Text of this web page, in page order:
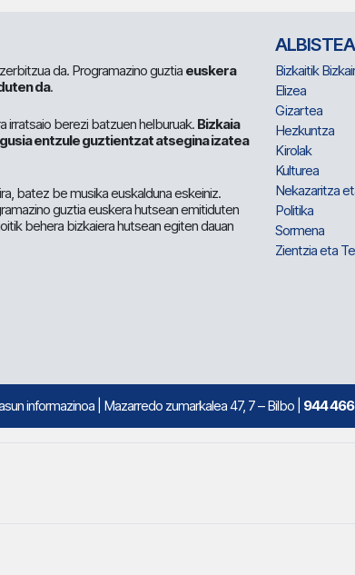
da. Programazino guztia euskera
da.
irratsaio berezi batzuen helburuak. Bizkaia
entzule guztientzat atsegina izatea
batez be musika euskalduna eskeiniz.
guztia euskera hutsean emitiduten
behera bizkaiera hutsean egiten dauan
Bizkaitik
Elizea
Gizartea
Hezkuntza
Kirolak
Kulturea
Nekazaritza
Politika
Sormena
Zientzia eta
informazinoa | Mazarredo zumarkalea 47, 7 – Bilbo | 944